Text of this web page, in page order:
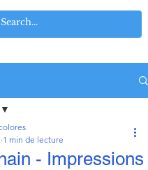
- Impressions
1 min de lecture